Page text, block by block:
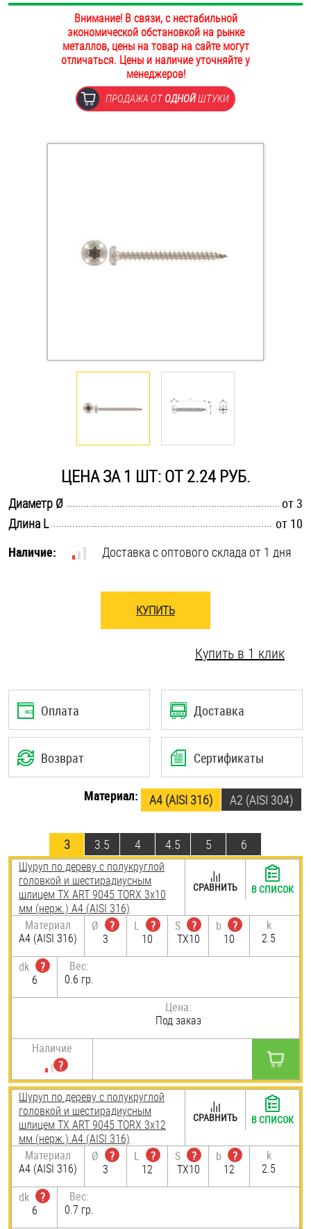
ОПЛАТА И ДОСТАВКА
НАШИ МАГАЗИНЫ
Крюки, кольца с метрической резьбой
Стопорные кольца
Такелаж
Хомуты
Внимание! В связи, с нестабильной
экономической обстановкой на рынке
металлов, цены на товар на сайте могут
отличаться. Цены и наличие уточняйте у
менеджеров!
ПРОДАЖА ОТОДНОЙШТУКИ
ЦЕНА ЗА 1 ШТ: ОТ 2.24 РУБ.
Диаметр Ø
от 3
Длина L
от 10
Наличие:
Доставка с оптового склада от 1 дня
КУПИТЬ
Купить в 1 клик
Оплата Доставка
Возврат Сертификаты
Материал: A4 (AISI 316) А2 (AISI 304)
3 3.5 4 4.5 5 6
Шуруп по дереву с полукруглой
головкой и шестирадиусным
шлицем TX ART 9045 TORX 3х10
мм (нерж.) A4 (AISI 316)
Материал
A4 (AISI 316)
Ø
?
3
L
?
10
S
?
TX10
b
?
10
k
2.5
dk
?
6
Вес:
0.6 гр.
Цена:
Под заказ
Наличие
СРАВНИТЬ В СПИСОК
Шуруп по дереву с полукруглой
головкой и шестирадиусным
шлицем TX ART 9045 TORX 3х12
мм (нерж.) A4 (AISI 316)
Материал
A4 (AISI 316)
Ø
?
3
L
?
12
S
?
TX10
b
?
12
k
2.5
dk
?
6
Вес:
0.7 гр.
СРАВНИТЬ В СПИСОК